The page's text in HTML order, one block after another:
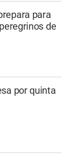
para
de
por quinta